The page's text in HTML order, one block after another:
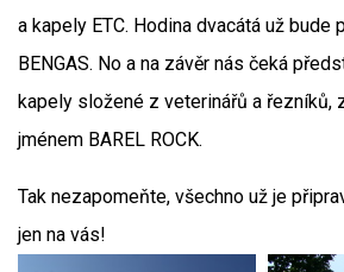
a kapely ETC. Hodina dvacátá už bude
BENGAS. No a na závěr nás čeká
kapely složené z veterinářů a řezníků,
jménem BAREL ROCK.
Tak nezapomeňte, všechno už je
jen na vás!